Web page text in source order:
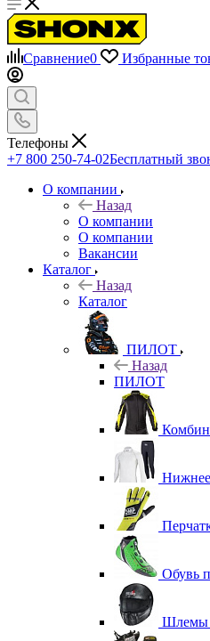
Сравнение0 Избранные
Телефоны
+7 800 250-74-02Бесплатный
О компании
Назад
О компании
О компании
Вакансии
Каталог
Назад
Каталог
ПИЛОТ
Назад
ПИЛОТ
Нижнее
Обувь
Шлемы